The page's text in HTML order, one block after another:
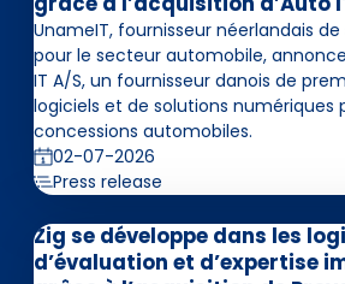
UnameIT, fournisseur néerlandais
pour le secteur automobile,
IT A/S, un fournisseur danois de
logiciels et de solutions numériques
concessions automobiles.
02-07-2026
Press release
Zig se développe dans les
d’évaluation et d’expertise